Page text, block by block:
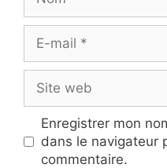
mail
web
Enregistrer mon
dans le navigateur
commentaire.